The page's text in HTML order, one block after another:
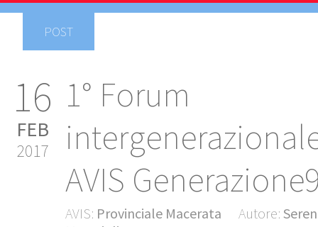
POST
16
FEB
2017
1° Forum
AVIS
AVIS: Provinciale Macerata Autore: